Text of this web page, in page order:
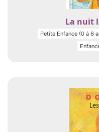
La nuit
Petite Enfance (0 à 6